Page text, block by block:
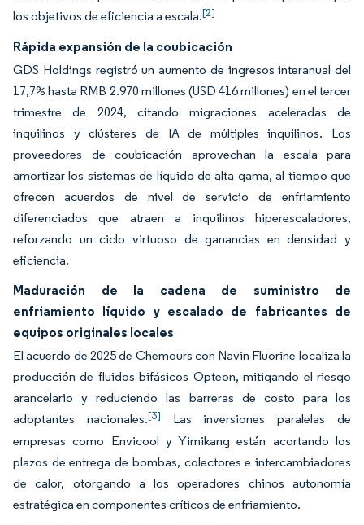
los objetivos de eficiencia a escala.[2]
Rápida expansión de la coubicación
GDS Holdings registró un aumento de ingresos interanual del
17,7% hasta RMB 2.970 millones (USD 416 millones) en el tercer
trimestre de 2024, citando migraciones aceleradas de
inquilinos y clústeres de IA de múltiples inquilinos. Los
proveedores de coubicación aprovechan la escala para
amortizar los sistemas de líquido de alta gama, al tiempo que
ofrecen acuerdos de nivel de servicio de enfriamiento
diferenciados que atraen a inquilinos hiperescaladores,
reforzando un ciclo virtuoso de ganancias en densidad y
eficiencia.
Maduración de la cadena de suministro de
enfriamiento líquido y escalado de fabricantes de
equipos originales locales
El acuerdo de 2025 de Chemours con Navin Fluorine localiza la
producción de fluidos bifásicos Opteon, mitigando el riesgo
arancelario y reduciendo las barreras de costo para los
adoptantes nacionales.[3]
Las inversiones paralelas de
empresas como Envicool y Yimikang están acortando los
plazos de entrega de bombas, colectores e intercambiadores
de calor, otorgando a los operadores chinos autonomía
estratégica en componentes críticos de enfriamiento.